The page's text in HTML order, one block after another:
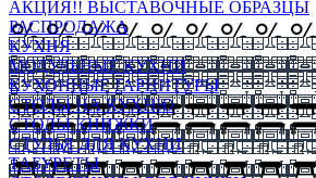
АКЦИЯ!! ВЫСТАВОЧНЫЕ ОБРАЗЦЫ
РАСПРОДАЖА
КУХНЯ
МОДУЛЬНЫЕ КУХНИ
КУХОННЫЕ ГАРНИТУРЫ
СТОЛЫ НА КУХНЮ
СТОЛЫ КНИЖКИ
СТУЛЬЯ ДЛЯ КУХНИ
ТАБУРЕТЫ